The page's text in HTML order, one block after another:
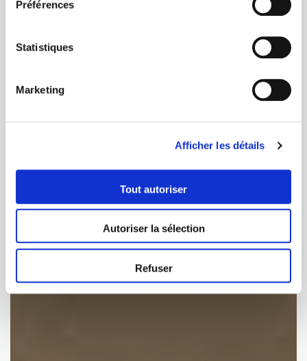
Préférences
Statistiques
Marketing
Afficher les détails
Tout autoriser
Autoriser la sélection
Refuser